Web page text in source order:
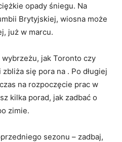
⁤opady śniegu. Na
Brytyjskiej, wiosna może
już w marcu.
jak Toronto czy
się pora na . Po długiej
na rozpoczęcie prac w
kilka porad, jak ⁤zadbać o
zimie.
sezonu – ⁢zadbaj,